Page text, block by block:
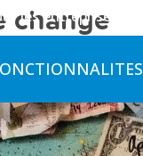
les entreprises
change